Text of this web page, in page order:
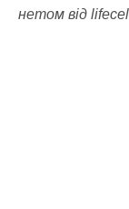
нетом від